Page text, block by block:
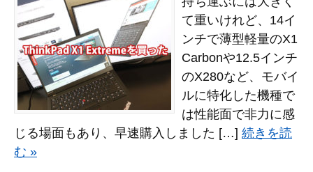
て重いけれど、14イ
ンチで薄型軽量のX1
Carbonや12.5インチ
のX280など、モバイ
ルに特化した機種で
は性能面で非力に感
じる場面もあり、早速購入しました […] 続きを読
む »